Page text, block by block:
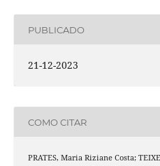
PUBLICADO
21-12-2023
COMO CITAR
PRATES, Maria Riziane Costa;